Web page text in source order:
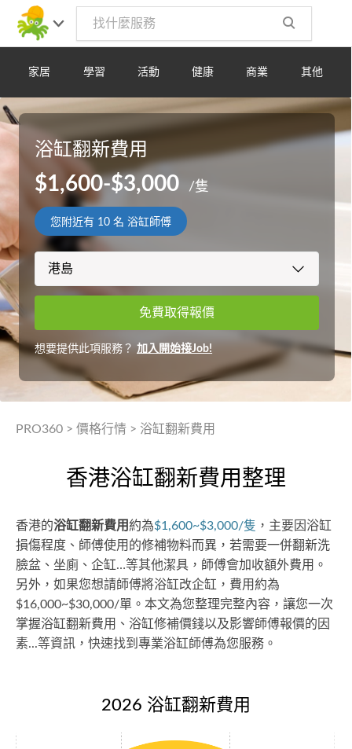
家居 學習 活動 健康 商業 其他
浴缸翻新費用
$1,600-$3,000 /隻
您附近有 10 名 浴缸師傅
免費取得報價
想要提供此項服務？加入開始接Job!
PRO360 > 價格行情 > 浴缸翻新費用
香港浴缸翻新費用整理
香港的浴缸翻新費用約為$1,600~$3,000/隻 ，主要因浴缸
損傷程度、師傅使用的修補物料而異，若需要一併翻新洗
臉盆、坐廁、企缸…等其他潔具，師傅會加收額外費用。
另外，如果您想請師傅將浴缸改企缸，費用約為
$16,000~$30,000/單。本文為您整理完整內容，讓您一次
掌握浴缸翻新費用、浴缸修補價錢以及影響師傅報價的因
素...等資訊，快速找到專業浴缸師傅為您服務。
2026 浴缸翻新費用